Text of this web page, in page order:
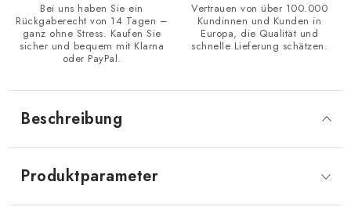
Bei uns haben Sie ein
Rückgaberecht von 14 Tagen –
ganz ohne Stress. Kaufen Sie
sicher und bequem mit Klarna
oder PayPal.
Vertrauen von über 100.000
Kundinnen und Kunden in
Europa, die Qualität und
schnelle Lieferung schätzen.
Beschreibung
Produktparameter